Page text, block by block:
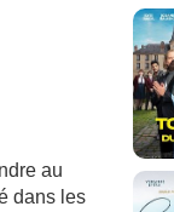
au
dans les